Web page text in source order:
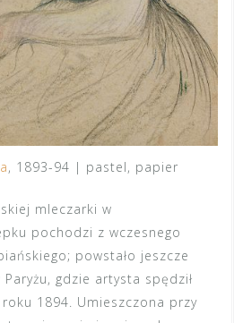
, 1893-94 | pastel, papier
mleczarki w
pochodzi z wczesnego
powstało jeszcze
gdzie artysta spędził
1894. Umieszczona przy